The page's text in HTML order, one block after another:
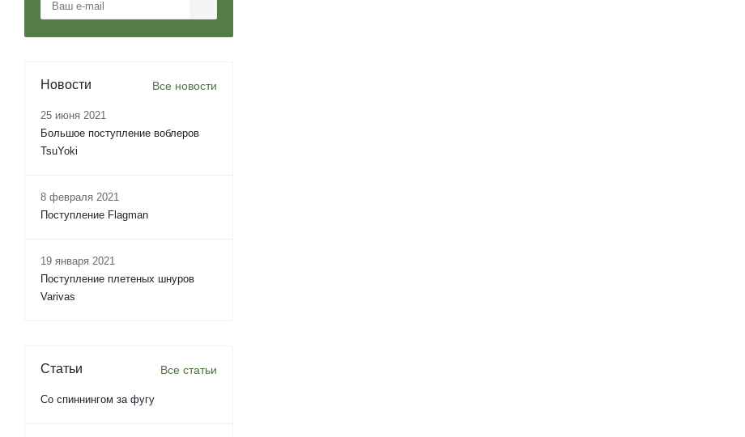
Новости Все новости
25 июня 2021
Большое поступление воблеров
TsuYoki
8 февраля 2021
Поступление Flagman
19 января 2021
Поступление плетеных шнуров
Varivas
Статьи Все статьи
Со спиннингом за фугу